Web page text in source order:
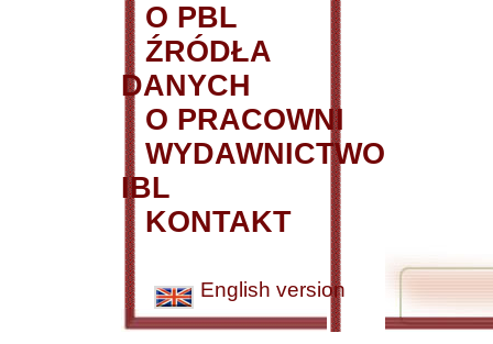
O PBL
ŹRÓDŁA
DANYCH
O PRACOWNI
WYDAWNICTWO
IBL
KONTAKT
English version